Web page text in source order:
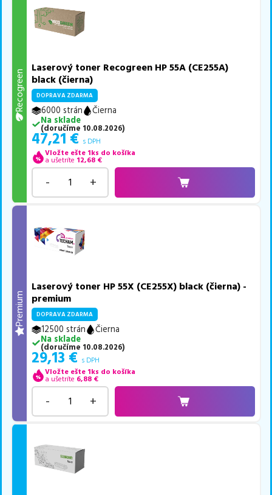
Recogreen
Laserový toner Recogreen HP 55A (CE255A)
black (čierna)
DOPRAVA ZDARMA
6000 strán
Čierna
Na sklade
(doručíme 10.08.2026)
47,21 € s DPH
Vložte ešte 1ks do košíka
a ušetríte 12,68 €
- +
Premium
Laserový toner HP 55X (CE255X) black (čierna) -
premium
DOPRAVA ZDARMA
12500 strán
Čierna
Na sklade
(doručíme 10.08.2026)
29,13 € s DPH
Vložte ešte 1ks do košíka
a ušetríte 6,88 €
- +